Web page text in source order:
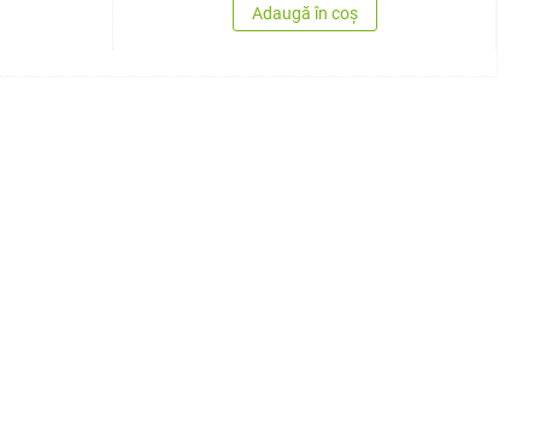
Adaugă în coș